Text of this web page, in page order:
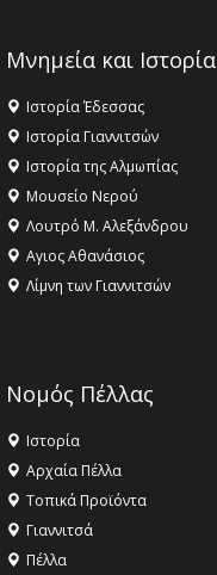
Μνημεία και Ιστορία
Ιστορία Έδεσσας
Ιστορία Γιαννιτσών
Ιστορία της Αλμωπίας
Μουσείο Νερού
Λουτρό Μ. Αλεξάνδρου
Αγιος Αθανάσιος
Λίμνη των Γιαννιτσών
Νομός Πέλλας
Ιστορία
Αρχαία Πέλλα
Τοπικά Προϊόντα
Γιαννιτσά
Πέλλα